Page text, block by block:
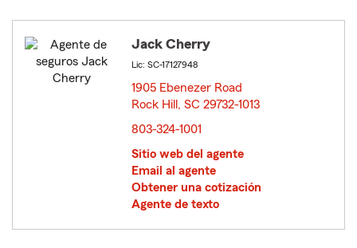
Jack Cherry
Lic: SC-17127948
1905 Ebenezer Road
Rock Hill, SC 29732-1013
803-324-1001
Sitio web del agente
Email al agente
Obtener una cotización
Agente de texto